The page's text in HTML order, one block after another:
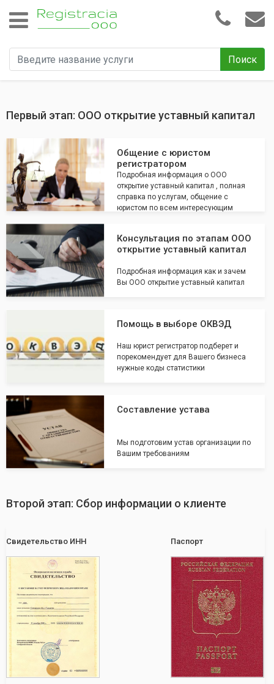
Поиск
Первый этап: ООО открытие уставный капитал
Общение с юристом
регистратором
Подробная информация о ООО
открытие уставный капитал , полная
справка по услугам, общение с
юристом по всем интересующим
Консультация по этапам ООО
открытие уставный капитал
Подробная информация как и зачем
Вы ООО открытие уставный капитал
Помощь в выборе ОКВЭД
Наш юрист регистратор подберет и
порекомендует для Вашего бизнеса
нужные коды статистики
Составление устава
Мы подготовим устав организации по
Вашим требованиям
Второй этап: Сбор информации о клиенте
Свидетельство ИНН Паспорт